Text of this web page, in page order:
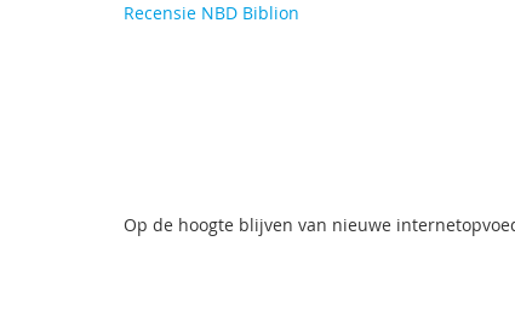
Recensie NBD Biblion
Op de hoogte blijven van nieuwe